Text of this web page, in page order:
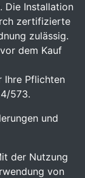
Die Installation
zertifizierte
zulässig.
dem Kauf
Ihre Pflichten
573.
und
der Nutzung
von